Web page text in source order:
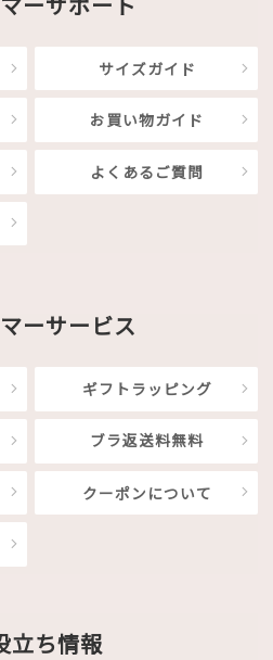
サイズガイド
お買い物ガイド
よくあるご質問
ーサービス
ギフトラッピング
ブラ返送料無料
クーポンについて
立ち情報